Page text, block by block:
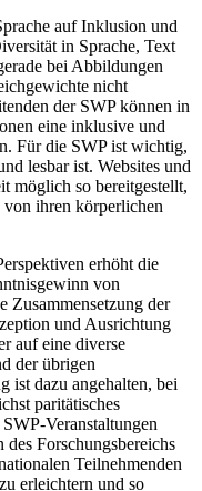
auf Inklusion und
in Sprache, Text
bei Abbildungen
nicht
der SWP können in
eine inklusive und
Für die SWP ist wichtig,
lesbar ist. Websites und
möglich so bereitgestellt,
von ihren körperlichen
erhöht die
von
Zusammensetzung der
und Ausrichtung
auf eine diverse
der übrigen
ist dazu angehalten, bei
paritätisches
Veranstaltungen
Forschungsbereichs
Teilnehmenden
erleichtern und so